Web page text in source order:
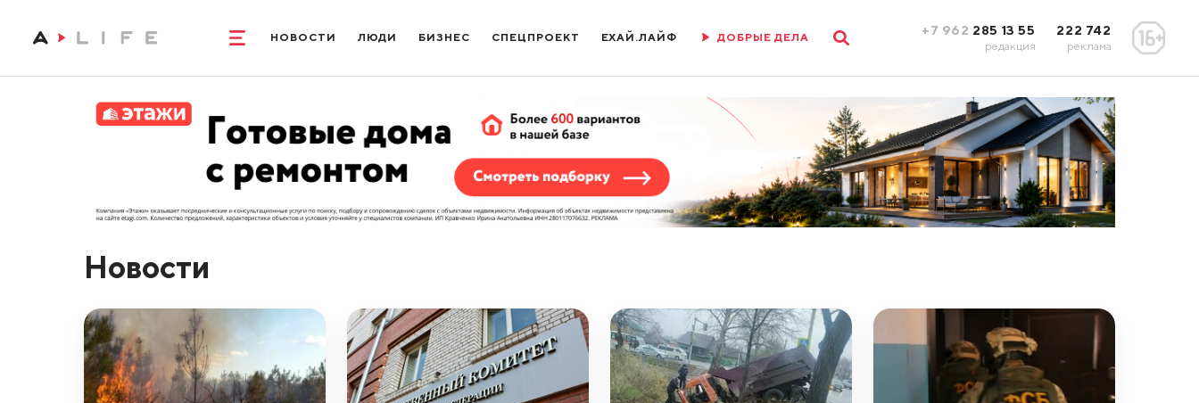
НОВОСТИ ЛЮДИ БИЗНЕС СПЕЦПРОЕКТ ЕХАЙ.ЛАЙФ ДОБРЫЕ ДЕЛА +7 962 285 13 55
редакция
222 742
реклама
Новости